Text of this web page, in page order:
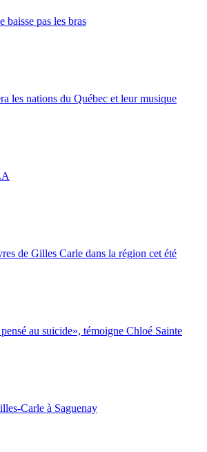
pas les bras
les nations du Québec et leur musique
de Gilles Carle dans la région cet été
au suicide», témoigne Chloé Sainte
Carle à Saguenay